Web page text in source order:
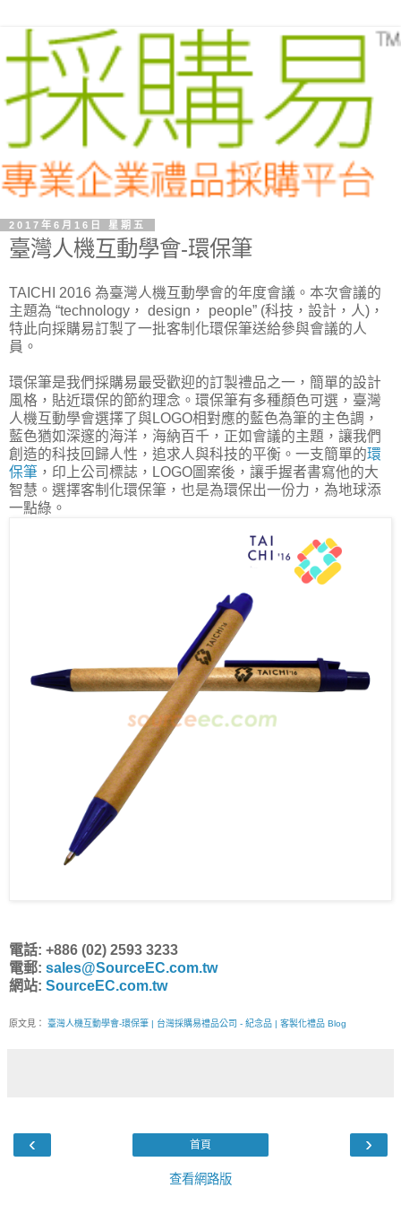
2017年6月16日 星期五
臺灣人機互動學會-環保筆
TAICHI 2016 為臺灣人機互動學會的年度會議。本次會議的
主題為 “technology， design， people” (科技，設計，人)，
特此向採購易訂製了一批客制化環保筆送給參與會議的人
員。
環保筆是我們採購易最受歡迎的訂製禮品之一，簡單的設計
風格，貼近環保的節約理念。環保筆有多種顏色可選，臺灣
人機互動學會選擇了與LOGO相對應的藍色為筆的主色調，
藍色猶如深邃的海洋，海納百千，正如會議的主題，讓我們
創造的科技回歸人性，追求人與科技的平衡。一支簡單的環
保筆 ，印上公司標誌，LOGO圖案後，讓手握者書寫他的大
智慧。選擇客制化環保筆，也是為環保出一份力，為地球添
一點綠。
電話: +886 (02) 2593 3233
電郵: sales@SourceEC.com.tw
網站: SourceEC.com.tw
原文見： 臺灣人機互動學會-環保筆 | 台灣採購易禮品公司 - 紀念品 | 客製化禮品 Blog
‹ ›
首頁
查看網路版